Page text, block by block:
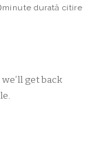
minute durată citire
we’ll get back